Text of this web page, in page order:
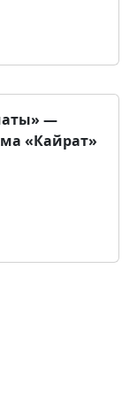
―
«Кайрат»